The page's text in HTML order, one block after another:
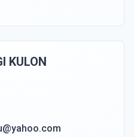
KULON